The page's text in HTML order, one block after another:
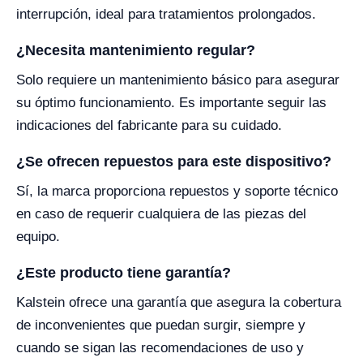
interrupción, ideal para tratamientos prolongados.
¿Necesita mantenimiento regular?
Solo requiere un mantenimiento básico para asegurar
su óptimo funcionamiento. Es importante seguir las
indicaciones del fabricante para su cuidado.
¿Se ofrecen repuestos para este dispositivo?
Sí, la marca proporciona repuestos y soporte técnico
en caso de requerir cualquiera de las piezas del
equipo.
¿Este producto tiene garantía?
Kalstein ofrece una garantía que asegura la cobertura
de inconvenientes que puedan surgir, siempre y
cuando se sigan las recomendaciones de uso y